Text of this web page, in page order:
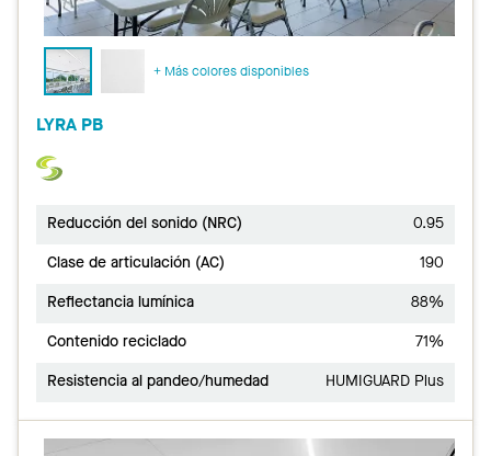
+ Más colores disponibles
LYRA PB
Reducción del sonido (NRC)
0.95
Clase de articulación (AC)
190
Reflectancia lumínica
88%
Contenido reciclado
71%
Resistencia al pandeo/humedad
HUMIGUARD Plus